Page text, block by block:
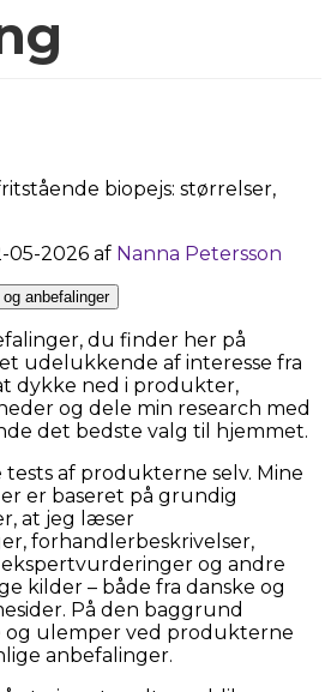
05-2026 af Nanna Petersson
anbefalinger
du finder her på
udelukkende af interesse fra
dykke ned i produkter,
og dele min research med
det bedste valg til hjemmet.
tests af produkterne selv. Mine
er baseret på grundig
at jeg læser
forhandlerbeskrivelser,
og andre
kilder – både fra danske og
På den baggrund
ulemper ved produkterne
anbefalinger.